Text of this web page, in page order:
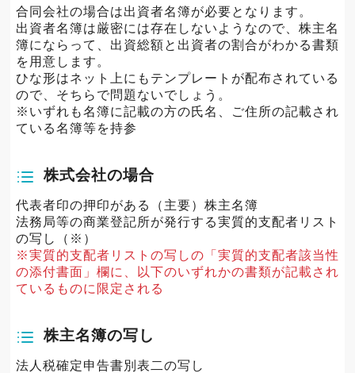
合同会社の場合は出資者名簿が必要となります。
出資者名簿は厳密には存在しないようなので、株主名
簿にならって、出資総額と出資者の割合がわかる書類
を用意します。
ひな形はネット上にもテンプレートが配布されている
ので、そちらで問題ないでしょう。
※いずれも名簿に記載の方の氏名、ご住所の記載され
ている名簿等を持参
株式会社の場合
代表者印の押印がある（主要）株主名簿
法務局等の商業登記所が発行する実質的支配者リスト
の写し（※）
※実質的支配者リストの写しの「実質的支配者該当性
の添付書面」欄に、以下のいずれかの書類が記載され
ているものに限定される
株主名簿の写し
法人税確定申告書別表二の写し